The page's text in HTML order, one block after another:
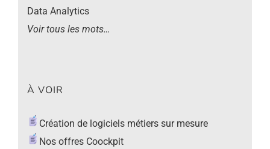
Data Analytics
Voir tous les mots…
À VOIR
Création de logiciels métiers sur mesure
Nos offres Coockpit